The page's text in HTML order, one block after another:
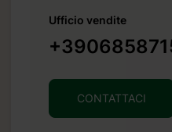
Ufficio vendite
CONTATTACI